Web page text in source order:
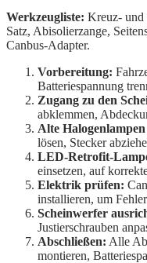
Werkzeugliste: Kreuz- und
Satz, Abisolierzange,
Canbus-Adapter.
Vorbereitung:
Batteriespannung
Zugang zu den
abklemmen,
Alte
lösen, Stecker
LED-Retrofit-
einsetzen, auf
Elektrik prüfen:
installieren, um
Scheinwerfer
Justierschrauben
Abschließen: Alle
montieren,